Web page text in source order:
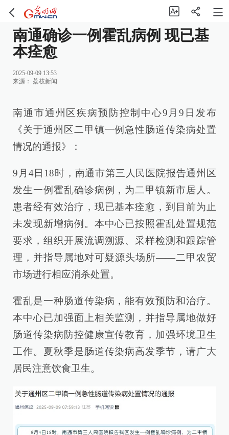
南通确诊一例霍乱病例 现已基
本痊愈
2025-09-09 13:53
来源： 荔枝新闻
南通市通州区疾病预防控制中心9月9日发布
《关于通州区二甲镇一例急性肠道传染病处置
情况的通报》：
9月4日18时，南通市第三人民医院报告通州区
发生一例霍乱确诊病例，为二甲镇新市居人。
患者经有效治疗，现已基本痊愈，到目前为止
未发现新增病例。本中心已按照霍乱处置规范
要求，组织开展流调溯源、采样检测和跟踪管
理，并指导属地对可疑源头场所——二甲农贸
市场进行相应消杀处置。
霍乱是一种肠道传染病，能有效预防和治疗。
本中心已加强面上相关监测，并指导属地做好
肠道传染病防控健康宣传教育，加强环境卫生
工作。夏秋季是肠道传染病高发季节，请广大
居民注意饮食卫生。